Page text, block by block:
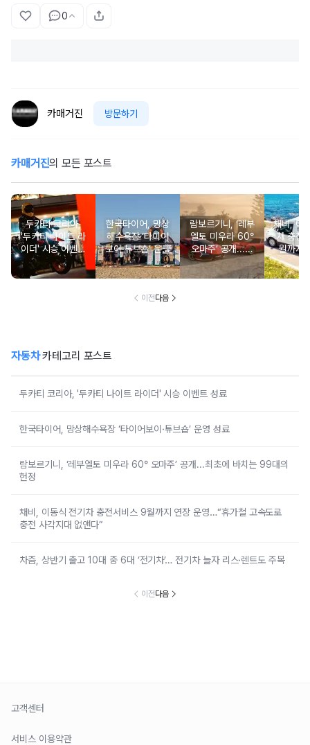
0
카매거진 방문하기
카매거진의 모든 포스트
두카티 코리아,
'두카티 나이트 라
이더' 시승 이벤트
성료
한국타이어, 망상
해수욕장 ‘타이어
보이·튜브숍’ 운영
성료
람보르기니, ‘레부
엘토 미우라 60°
오마주’ 공개...최
초에 바치는 99대
의 헌정
채비, 이
차 충전
월까지
영…“휴
도로 충
이전다음
자동차카테고리 포스트
두카티 코리아, '두카티 나이트 라이더' 시승 이벤트 성료
한국타이어, 망상해수욕장 ‘타이어보이·튜브숍’ 운영 성료
람보르기니, ‘레부엘토 미우라 60° 오마주’ 공개...최초에 바치는 99대의
헌정
채비, 이동식 전기차 충전서비스 9월까지 연장 운영…“휴가철 고속도로
충전 사각지대 없앤다”
차즘, 상반기 출고 10대 중 6대 ‘전기차’… 전기차 늘자 리스·렌트도 주목
이전다음
고객센터
서비스 이용약관